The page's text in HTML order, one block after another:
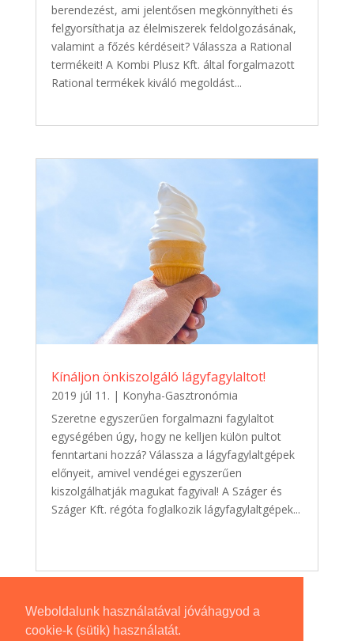
Weboldalunk használatával jóváhagyod a
cookie-k (sütik) használatát.
berendezést, ami jelentősen megkönnyítheti és
felgyorsíthatja az élelmiszerek feldolgozásának,
valamint a főzés kérdéseit? Válassza a Rational
termékeit! A Kombi Plusz Kft. által forgalmazott
Rational termékek kiváló megoldást...
Kínáljon önkiszolgáló lágyfagylaltot!
2019 júl 11. | Konyha-Gasztronómia
Szeretne egyszerűen forgalmazni fagylaltot
egységében úgy, hogy ne kelljen külön pultot
fenntartani hozzá? Válassza a lágyfagylaltgépek
előnyeit, amivel vendégei egyszerűen
kiszolgálhatják magukat fagyival! A Száger és
Száger Kft. régóta foglalkozik lágyfagylaltgépek...